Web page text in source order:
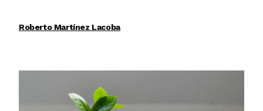
Roberto Martínez Lacoba